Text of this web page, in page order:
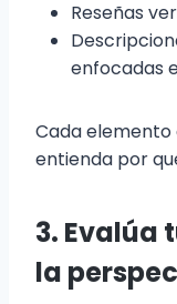
Reseñas
enfocadas
Cada
entienda por
3. Evalúa
la